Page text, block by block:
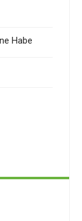
Habe